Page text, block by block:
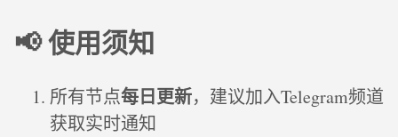
📢 使用须知
所有节点每日更新，建议加入Telegram频道
获取实时通知